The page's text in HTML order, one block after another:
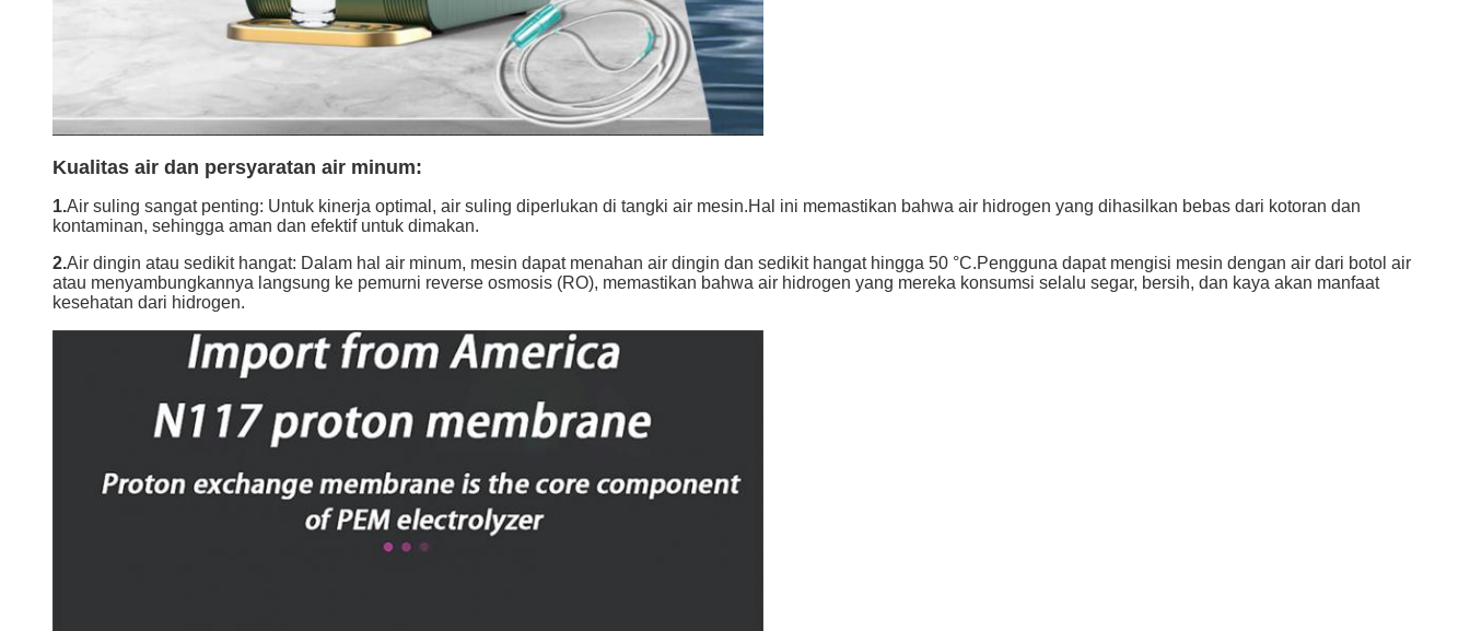
Kualitas air dan persyaratan air minum:
1.Air suling sangat penting: Untuk kinerja optimal, air suling diperlukan di tangki air mesin.Hal ini memastikan bahwa air hidrogen yang dihasilkan bebas dari kotoran dan
kontaminan, sehingga aman dan efektif untuk dimakan.
2.Air dingin atau sedikit hangat: Dalam hal air minum, mesin dapat menahan air dingin dan sedikit hangat hingga 50 °C.Pengguna dapat mengisi mesin dengan air dari botol air
atau menyambungkannya langsung ke pemurni reverse osmosis (RO), memastikan bahwa air hidrogen yang mereka konsumsi selalu segar, bersih, dan kaya akan manfaat
kesehatan dari hidrogen.